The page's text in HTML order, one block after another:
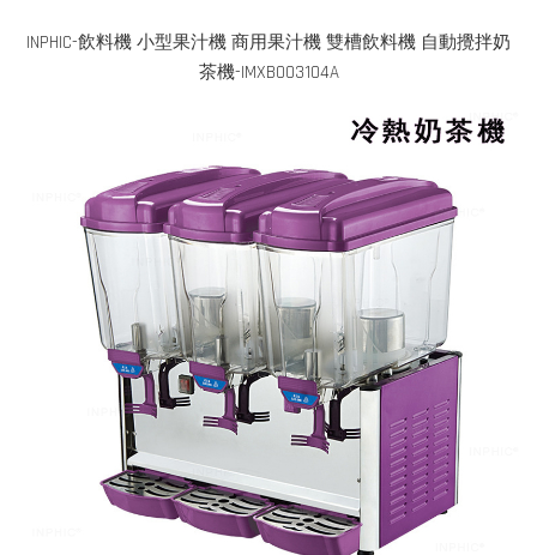
INPHIC-飲料機 小型果汁機 商用果汁機 雙槽飲料機 自動攪拌奶
茶機-IMXB003104A